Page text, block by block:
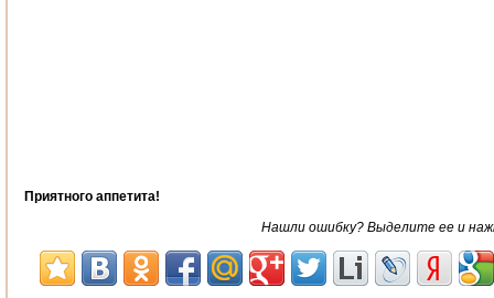
Приятного аппетита!
Нашли ошибку? Выделите ее и